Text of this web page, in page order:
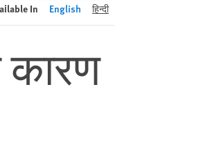
In English हिन्दी